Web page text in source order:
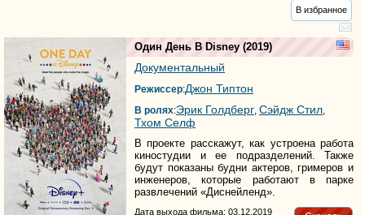
В избранное
Один День В Disney (2019)
Документальный
Режиссер:Джон Типтон
В ролях:Эрик Голдберг, Сэйдж Стил,
Тхом Селф
В проекте расскажут, как устроена работа
киностудии и ее подразделений. Также
будут показаны будни актеров, гримеров и
инженеров, которые работают в парке
развлечений «Диснейленд».
Дата выхода фильма: 03.12.2019